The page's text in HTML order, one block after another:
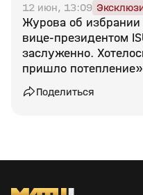
12 июн, 13:09
Журова об избрании
вице‑президентом
заслуженно.
пришло потепление»
Поделиться